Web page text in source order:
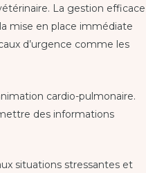
La gestion efficace
mise en place immédiate
d’urgence comme les
cardio-pulmonaire.
des informations
situations stressantes et